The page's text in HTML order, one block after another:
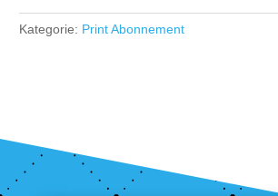
für
Abo
Menge
Kategorie: Print Abonnement